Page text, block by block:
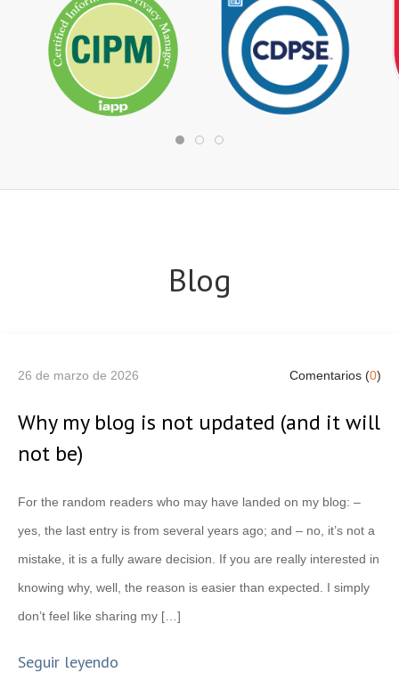
Blog
26 de marzo de 2026 Comentarios (0)
Why my blog is not updated (and it will
not be)
For the random readers who may have landed on my blog: –
yes, the last entry is from several years ago; and – no, it’s not a
mistake, it is a fully aware decision. If you are really interested in
knowing why, well, the reason is easier than expected. I simply
don’t feel like sharing my […]
Seguir leyendo